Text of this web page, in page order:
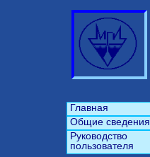
Главная
Общие сведения
Руководство
пользователя